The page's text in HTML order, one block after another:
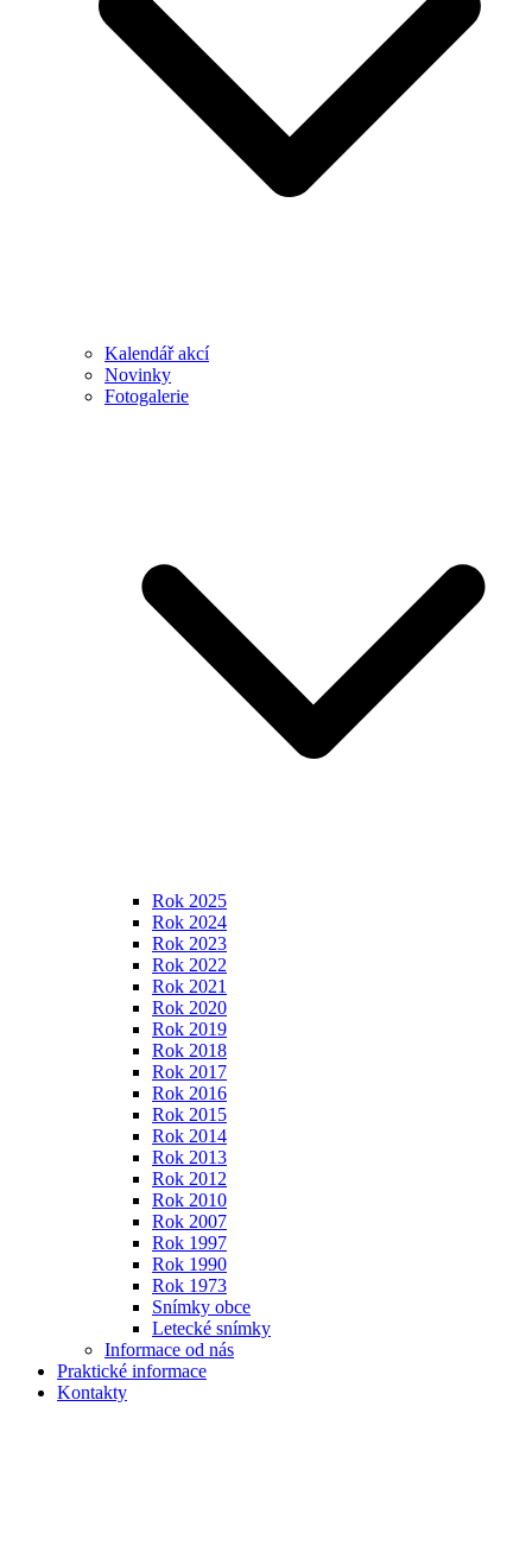
Kalendář akcí
Novinky
Fotogalerie
Rok 2025
Rok 2024
Rok 2023
Rok 2022
Rok 2021
Rok 2020
Rok 2019
Rok 2018
Rok 2017
Rok 2016
Rok 2015
Rok 2014
Rok 2013
Rok 2012
Rok 2010
Rok 2007
Rok 1997
Rok 1990
Rok 1973
Snímky obce
Letecké snímky
Informace od nás
Praktické informace
Kontakty